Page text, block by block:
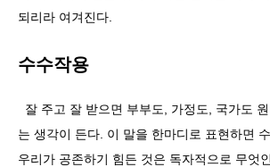
되리라 여겨진다.
수수작용
잘 주고 잘 받으면 부부도, 가정도, 국가도
는 생각이 든다. 이 말을 한마디로 표현하면
우리가 공존하기 힘든 것은 독자적으로 무엇